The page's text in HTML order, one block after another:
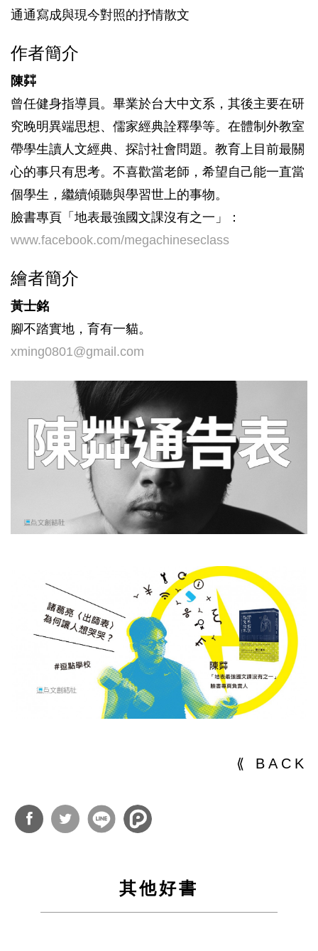
通通寫成與現今對照的抒情散文
作者簡介
陳茻
曾任健身指導員。畢業於台大中文系，其後主要在研
究晚明異端思想、儒家經典詮釋學等。在體制外教室
帶學生讀人文經典、探討社會問題。教育上目前最關
心的事只有思考。不喜歡當老師，希望自己能一直當
個學生，繼續傾聽與學習世上的事物。
臉書專頁「地表最強國文課沒有之一」：
www.facebook.com/megachineseclass
繪者簡介
黃士銘
腳不踏實地，育有一貓。
xming0801@gmail.com
⟪ BACK
其他好書